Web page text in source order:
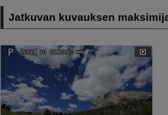
Jatkuvan kuvauksen